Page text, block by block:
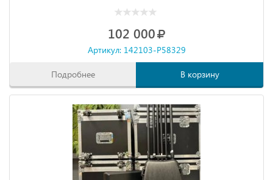
102 000
Артикул: 142103-P58329
Подробнее В корзину